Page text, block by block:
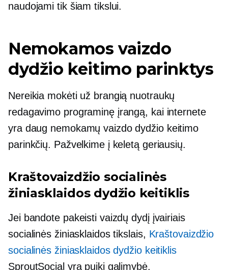
naudojami tik šiam tikslui.
Nemokamos vaizdo
dydžio keitimo parinktys
Nereikia mokėti už brangią nuotraukų
redagavimo programinę įrangą, kai internete
yra daug nemokamų vaizdo dydžio keitimo
parinkčių. Pažvelkime į keletą geriausių.
Kraštovaizdžio socialinės
žiniasklaidos dydžio keitiklis
Jei bandote pakeisti vaizdų dydį įvairiais
socialinės žiniasklaidos tikslais, Kraštovaizdžio
socialinės žiniasklaidos dydžio keitiklis
SproutSocial yra puiki galimybė.